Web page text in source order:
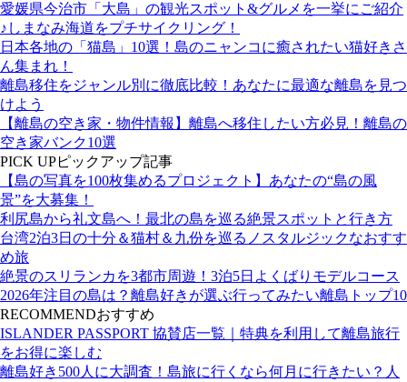
愛媛県今治市「大島」の観光スポット&グルメを一挙にご紹介
♪しまなみ海道をプチサイクリング！
日本各地の「猫島」10選！島のニャンコに癒されたい猫好きさ
ん集まれ！
離島移住をジャンル別に徹底比較！あなたに最適な離島を見つ
けよう
【離島の空き家・物件情報】離島へ移住したい方必見！離島の
空き家バンク10選
PICK UPピックアップ記事
【島の写真を100枚集めるプロジェクト】あなたの“島の風
景”を大募集！
利尻島から礼文島へ！最北の島を巡る絶景スポットと行き方
台湾2泊3日の十分＆猫村＆九份を巡るノスタルジックなおすす
め旅
絶景のスリランカを3都市周遊！3泊5日よくばりモデルコース
2026年注目の島は？離島好きが選ぶ行ってみたい離島トップ10
RECOMMENDおすすめ
ISLANDER PASSPORT 協賛店一覧｜特典を利用して離島旅行
をお得に楽しむ
離島好き500人に大調査！島旅に行くなら何月に行きたい？人